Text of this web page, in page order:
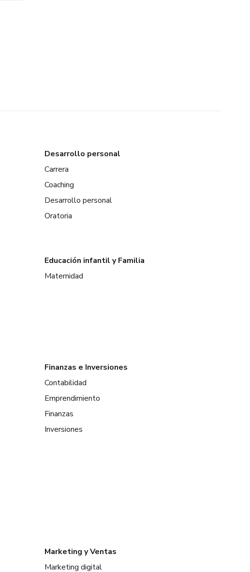
Desarrollo personal
Carrera
Coaching
Desarrollo personal
Oratoria
Educación infantil y Familia
Maternidad
Finanzas e Inversiones
Contabilidad
Emprendimiento
Finanzas
Inversiones
Marketing y Ventas
Marketing digital